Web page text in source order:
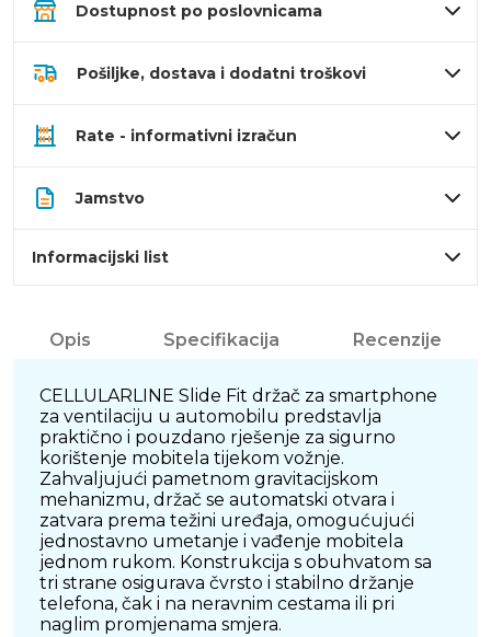
Dostupnost po poslovnicama
Pošiljke, dostava i dodatni troškovi
Rate - informativni izračun
Jamstvo
Informacijski list
Opis Specifikacija Recenzije
CELLULARLINE Slide Fit držač za smartphone
za ventilaciju u automobilu predstavlja
praktično i pouzdano rješenje za sigurno
korištenje mobitela tijekom vožnje.
Zahvaljujući pametnom gravitacijskom
mehanizmu, držač se automatski otvara i
zatvara prema težini uređaja, omogućujući
jednostavno umetanje i vađenje mobitela
jednom rukom. Konstrukcija s obuhvatom sa
tri strane osigurava čvrsto i stabilno držanje
telefona, čak i na neravnim cestama ili pri
naglim promjenama smjera.